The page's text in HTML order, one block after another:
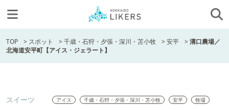
TOP > スポット >千歳・石狩・夕張・深川・苫小牧 >安平 >溝口農場／
北海道安平町【アイス・ジェラート】
スイーツ アイス 千歳・石狩・夕張・深川・苫小牧 安平 牧場